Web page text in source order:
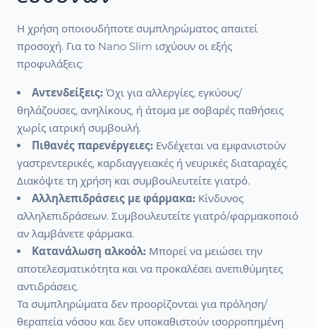
Η χρήση οποιουδήποτε συμπληρώματος απαιτεί
προσοχή. Για το Nano Slim ισχύουν οι εξής
προφυλάξεις:
Αντενδείξεις: Όχι για αλλεργίες, εγκύους/
θηλάζουσες, ανηλίκους, ή άτομα με σοβαρές παθήσεις
χωρίς ιατρική συμβουλή.
Πιθανές παρενέργειες: Ενδέχεται να εμφανιστούν
γαστρεντερικές, καρδιαγγειακές ή νευρικές διαταραχές.
Διακόψτε τη χρήση και συμβουλευτείτε γιατρό.
Αλληλεπιδράσεις με φάρμακα: Κίνδυνος
αλληλεπιδράσεων. Συμβουλευτείτε γιατρό/φαρμακοποιό
αν λαμβάνετε φάρμακα.
Κατανάλωση αλκοόλ: Μπορεί να μειώσει την
αποτελεσματικότητα και να προκαλέσει ανεπιθύμητες
αντιδράσεις.
Τα συμπληρώματα δεν προορίζονται για πρόληση/
θεραπεία νόσου και δεν υποκαθιστούν ισορροπημένη